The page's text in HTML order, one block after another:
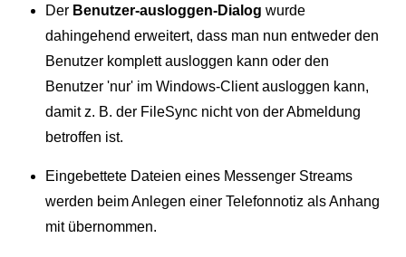
Der Benutzer-ausloggen-Dialog wurde
dahingehend erweitert, dass man nun entweder den
Benutzer komplett ausloggen kann oder den
Benutzer 'nur' im Windows-Client ausloggen kann,
damit z. B. der FileSync nicht von der Abmeldung
betroffen ist.
Eingebettete Dateien eines Messenger Streams
werden beim Anlegen einer Telefonnotiz als Anhang
mit übernommen.